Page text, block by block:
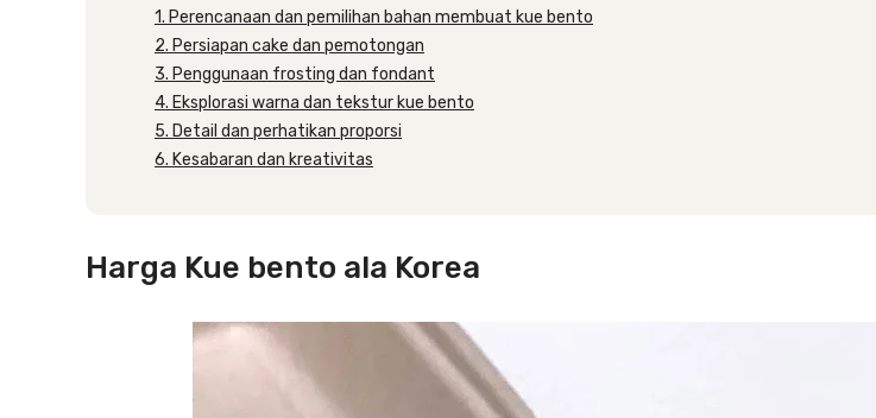
1. Perencanaan dan pemilihan bahan membuat kue bento
2. Persiapan cake dan pemotongan
3. Penggunaan frosting dan fondant
4. Eksplorasi warna dan tekstur kue bento
5. Detail dan perhatikan proporsi
6. Kesabaran dan kreativitas
Harga Kue bento ala Korea